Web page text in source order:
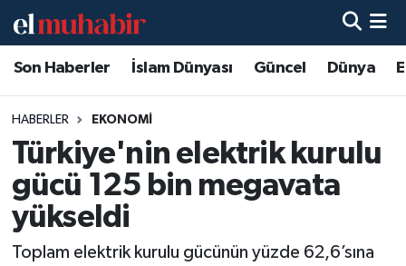
Son Haberler İslam Dünyası Güncel Dünya
HABERLER EKONOMI
Türkiye'nin elektrik kurulu
gücü 125 bin megavata
yükseldi
Toplam elektrik kurulu gücünün yüzde 62,6’sına
Hava Durumu
Trafik Durumu
Süper Lig Puan Durumu ve Fikstür
Tüm Manşetler
Son Dakika Haberleri